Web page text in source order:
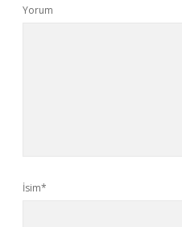
Yorum
İsim*